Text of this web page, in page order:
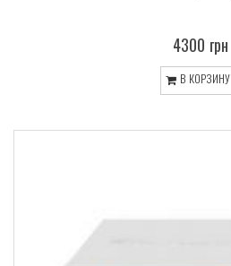
4300 грн
В КОРЗИНУ